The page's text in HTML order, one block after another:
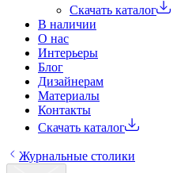
Скачать каталог
В наличии
О нас
Интерьеры
Блог
Дизайнерам
Материалы
Контакты
Скачать каталог
Журнальные столики